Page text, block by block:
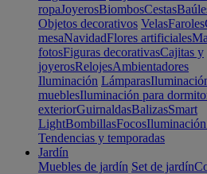
ropaJoyerosBiombosCestas
Objetos decorativos VelasFaroles
mesaNavidadFlores artificiales
fotosFiguras decorativasCajitas y
joyerosRelojesAmbientadores
Iluminación Lámparas
mueblesIluminación para
exteriorGuirnaldasBalizasSmart
LightBombillasFocos
Tendencias y temporadas
Jardín
Muebles de jardín Set de jardín